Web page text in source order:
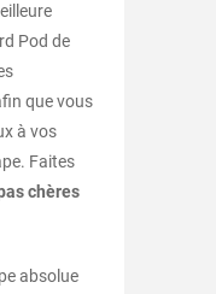
Pod de
que vous
à vos
Faites
chères
absolue